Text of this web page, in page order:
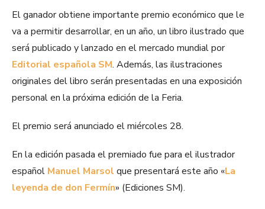
El ganador obtiene importante premio económico que le
va a permitir desarrollar, en un año, un libro ilustrado que
será publicado y lanzado en el mercado mundial por
Editorial española SM. Además, las ilustraciones
originales del libro serán presentadas en una exposición
personal en la próxima edición de la Feria.
El premio será anunciado el miércoles 28.
En la edición pasada el premiado fue para el ilustrador
español Manuel Marsol que presentará este año «La
leyenda de don Fermín» (Ediciones SM).